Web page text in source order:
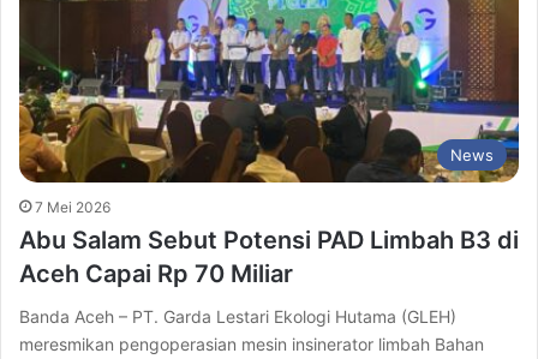
News
7 Mei 2026
Abu Salam Sebut Potensi PAD Limbah B3 di
Aceh Capai Rp 70 Miliar
Banda Aceh – PT. Garda Lestari Ekologi Hutama (GLEH)
meresmikan pengoperasian mesin insinerator limbah Bahan